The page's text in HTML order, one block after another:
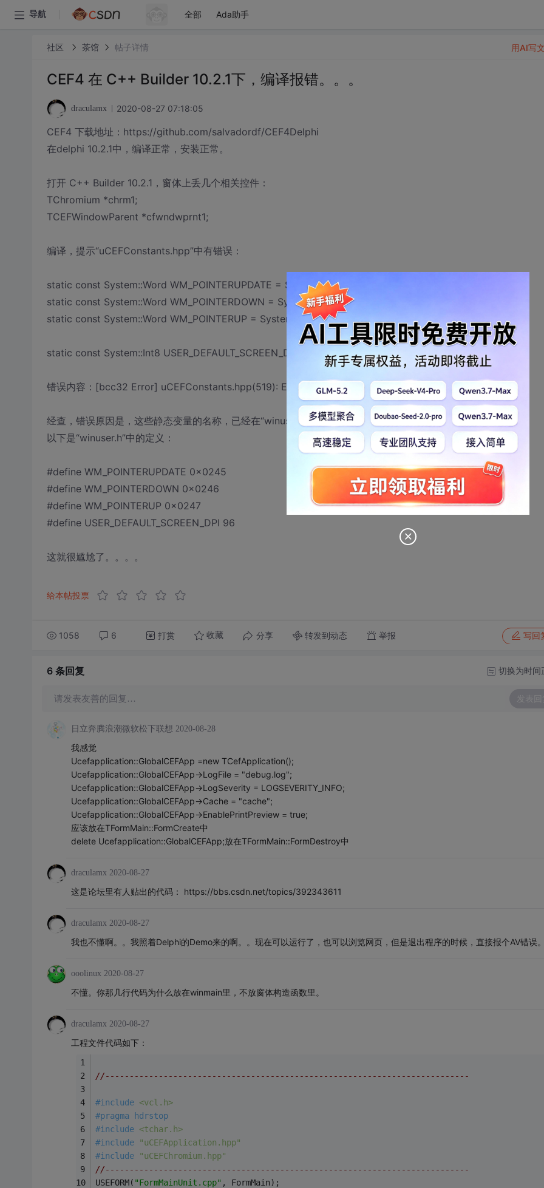
导航 全部 Ada助手
社区 茶馆 帖子详情
CEF4 在 C++ Builder 10.2.1下，编译报错。。。
draculamx 2020-08-27 07:18:05
CEF4 下载地址：https://github.com/salvadordf/CEF4Delphi
在delphi 10.2.1中，编译正常，安装正常。
打开 C++ Builder 10.2.1，窗体上丢几个相关控件：
TChromium *chrm1;
TCEFWindowParent *cfwndwprnt1;
编译，提示“uCEFConstants.hpp”中有错误：
static const System::Word WM_POINTERUPDATE = System::Word(0x245);
static const System::Word WM_POINTERDOWN = System::Word(0x246);
static const System::Word WM_POINTERUP = System::Word(0x247);
static const System::Int8 USER_DEFAULT_SCREEN_DPI = System::Int8(0x60);
错误内容：[bcc32 Error] uCEFConstants.hpp(519): E2040 Declaration terminated incorrectly
经查，错误原因是，这些静态变量的名称，已经在“winuser.h”中被定义。。。
以下是“winuser.h”中的定义：
#define WM_POINTERUPDATE 0x0245
#define WM_POINTERDOWN 0x0246
#define WM_POINTERUP 0x0247
#define USER_DEFAULT_SCREEN_DPI 96
这就很尴尬了。。。。
给本帖投票
1058 6 打赏 收藏 分享 转发到动态 举报 写回
用AI写
6 条回复 切换为时间
请发表友善的回复… 发表回
日立奔腾浪潮微软松下联想 2020-08-28
我感觉
Ucefapplication::GlobalCEFApp =new TCefApplication();
Ucefapplication::GlobalCEFApp->LogFile = "debug.log";
Ucefapplication::GlobalCEFApp->LogSeverity = LOGSEVERITY_INFO;
Ucefapplication::GlobalCEFApp->Cache = "cache";
Ucefapplication::GlobalCEFApp->EnablePrintPreview = true;
应该放在TFormMain::FormCreate中
delete Ucefapplication::GlobalCEFApp;放在TFormMain::FormDestroy中
draculamx 2020-08-27
这是论坛里有人贴出的代码： https://bbs.csdn.net/topics/392343611
draculamx 2020-08-27
我也不懂啊。。我照着Delphi的Demo来的啊。。现在可以运行了，也可以浏览网页，但是退出程序的时候，直接报个AV错误
ooolinux 2020-08-27
不懂。你那几行代码为什么放在winmain里，不放窗体构造函数里。
draculamx 2020-08-27
工程文件代码如下：
//---------------------------------------------------------------------------
#include <vcl.h>
#pragma hdrstop
#include <tchar.h>
#include
"uCEFApplication.hpp"
#include
"uCEFChromium.hpp"
//---------------------------------------------------------------------------
USEFORM( "FormMainUnit.cpp" , FormMain);